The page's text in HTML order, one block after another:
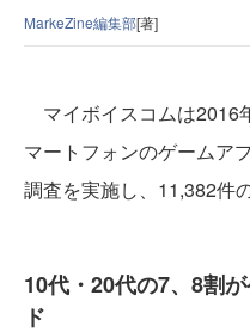
MarkeZine編集部[著]
マイボイスコムは2016
マートフォンのゲームア
調査を実施し、11,382件
10代・20代の7、8割
ド